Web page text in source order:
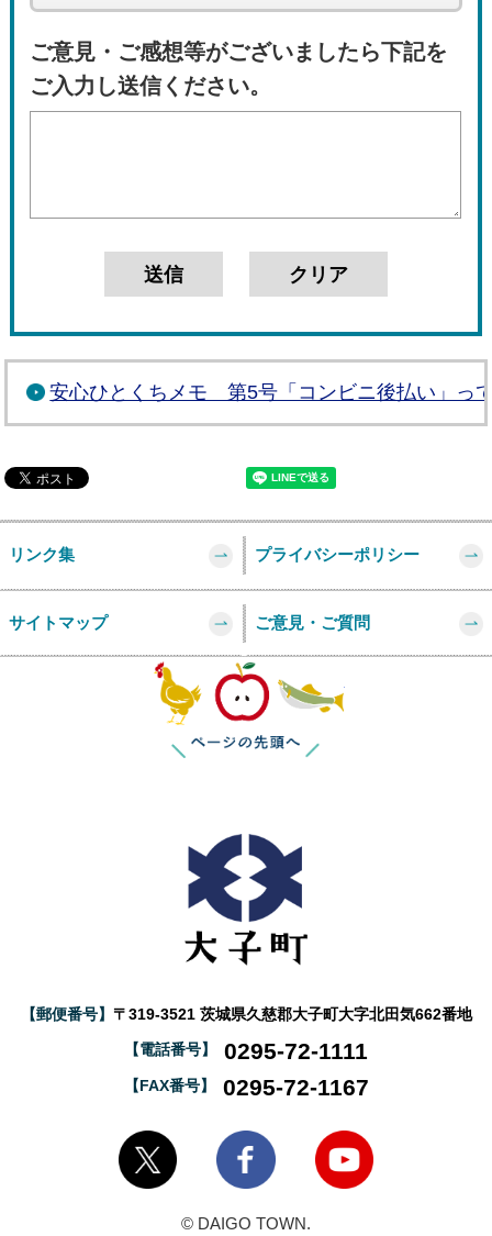
ご意見・ご感想等がございましたら下記を
ご入力し送信ください。
安心ひとくちメモ 第5号「コンビニ後払い」っ
リンク集 プライバシーポリシー
サイトマップ ご意見・ご質問
【郵便番号】 〒319-3521 茨城県久慈郡大子町大字北田気662番地
【電話番号】 0295-72-1111
【FAX番号】 0295-72-1167
大子町Twitter 大子町Facebook
© DAIGO TOWN.